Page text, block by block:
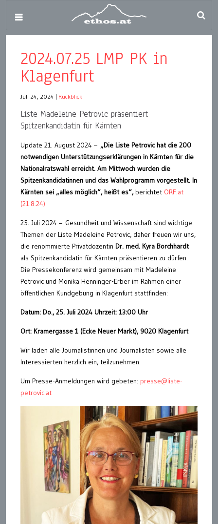
2024.07.25 LMP PK in
Klagenfurt
Juli 24, 2024 Rückblick
Liste Madeleine Petrovic präsentiert
Spitzenkandidatin für Kärnten
Update 21. August 2024 – „Die Liste Petrovic hat die 200
notwendigen Unterstützungserklärungen in Kärnten für die
Nationalratswahl erreicht. Am Mittwoch wurden die
Spitzenkandidatinnen und das Wahlprogramm vorgestellt. In
Kärnten sei „alles möglich“, heißt es“,berichtet ORF.at
(21.8.24)
25. Juli 2024 – Gesundheit und Wissenschaft sind wichtige
Themen der Liste Madeleine Petrovic, daher freuen wir uns,
die renommierte Privatdozentin Dr. med. Kyra Borchhardt
als Spitzenkandidatin für Kärnten präsentieren zu dürfen.
Die Pressekonferenz wird gemeinsam mit Madeleine
Petrovic und Monika Henninger-Erber im Rahmen einer
öffentlichen Kundgebung in Klagenfurt stattfinden:
Datum: Do., 25. Juli 2024 Uhrzeit: 13:00 Uhr
Ort: Kramergasse 1 (Ecke Neuer Markt), 9020 Klagenfurt
Wir laden alle Journalistinnen und Journalisten sowie alle
Interessierten herzlich ein, teilzunehmen.
Um Presse-Anmeldungen wird gebeten: presse@liste-
petrovic.at